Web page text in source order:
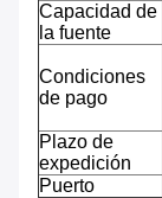
Capacidad de
la fuente
Condiciones
de pago
Plazo de
expedición
Puerto